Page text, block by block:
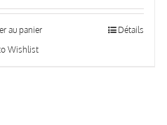
au panier
Détails
Wishlist